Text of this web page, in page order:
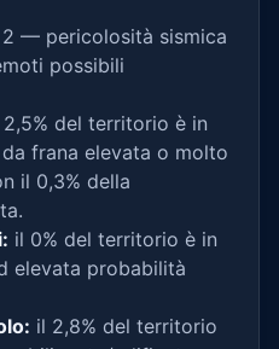
2 — pericolosità sismica
possibili
2,5% del territorio è in
frana elevata o molto
il 0,3% della
il 0% del territorio è in
elevata probabilità
il 2,8% del territorio